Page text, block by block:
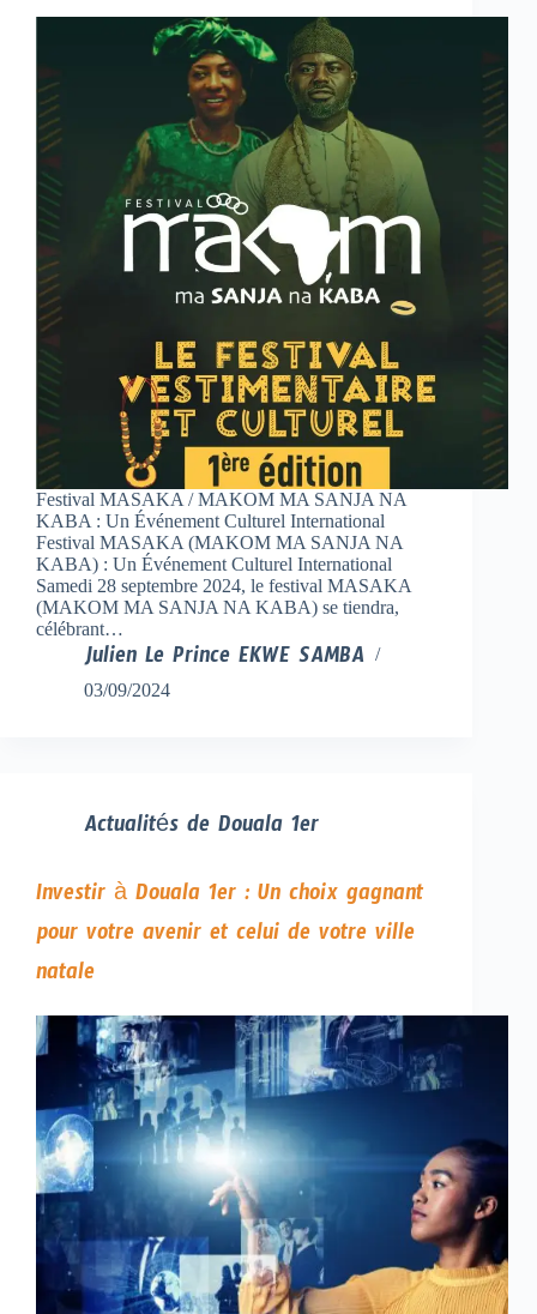
Festival MASAKA / MAKOM MA SANJA NA
KABA : Un Événement Culturel International
Festival MASAKA (MAKOM MA SANJA NA
KABA) : Un Événement Culturel International
Samedi 28 septembre 2024, le festival MASAKA
(MAKOM MA SANJA NA KABA) se tiendra,
célébrant…
Julien Le Prince EKWE SAMBA
03/09/2024
Actualités de Douala 1er
Investir à Douala 1er : Un choix gagnant
pour votre avenir et celui de votre ville
natale